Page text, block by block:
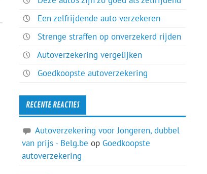
Een zelfrijdende auto verzekeren
Strenge straffen op onverzekerd rijden
Autoverzekering vergelijken
Goedkoopste autoverzekering
RECENTE REACTIES
Autoverzekering voor Jongeren, dubbel
van prijs - Belg.be op Goedkoopste
autoverzekering